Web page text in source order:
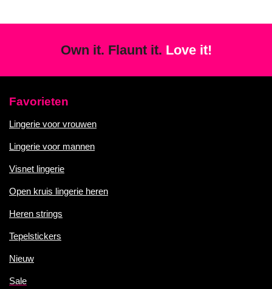
Own it. Flaunt it. Love it!
Favorieten
Lingerie voor vrouwen
Lingerie voor mannen
Visnet lingerie
Open kruis lingerie heren
Heren strings
Tepelstickers
Nieuw
Sale